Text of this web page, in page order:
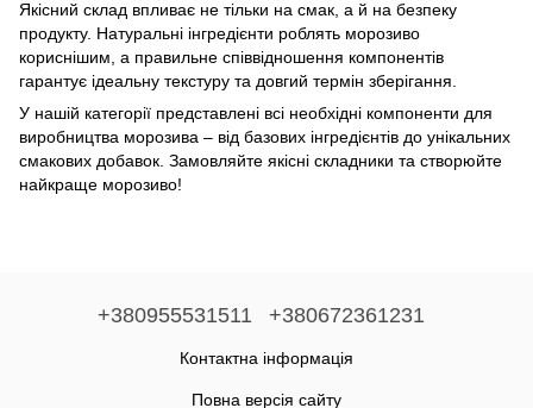
Якісний склад впливає не тільки на смак, а й на безпеку
продукту. Натуральні інгредієнти роблять морозиво
кориснішим, а правильне співвідношення компонентів
гарантує ідеальну текстуру та довгий термін зберігання.
У нашій категорії представлені всі необхідні компоненти для
виробництва морозива – від базових інгредієнтів до унікальних
смакових добавок. Замовляйте якісні складники та створюйте
найкраще морозиво!
+380955531511 +380672361231
Контактна інформація
Повна версія сайту